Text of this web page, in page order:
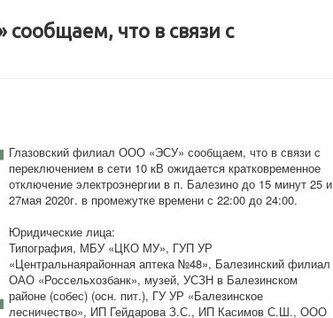
что в связи с
Глазовский филиал ООО «ЭСУ» сообщаем, что в связи с
переключением в сети 10 кВ ожидается кратковременное
отключение электроэнергии в п. Балезино до 15 минут 25 и
27мая 2020г. в промежутке времени с 22:00 до 24:00.
Юридические лица:
Типография, МБУ «ЦКО МУ», ГУП УР
«Центральнаярайонная аптека №48», Балезинский филиал
ОАО «Россельхозбанк», музей, УСЗН в Балезинском
районе (собес) (осн. пит.), ГУ УР «Балезинское
лесничество», ИП Гейдарова З.С., ИП Касимов С.Ш., ООО